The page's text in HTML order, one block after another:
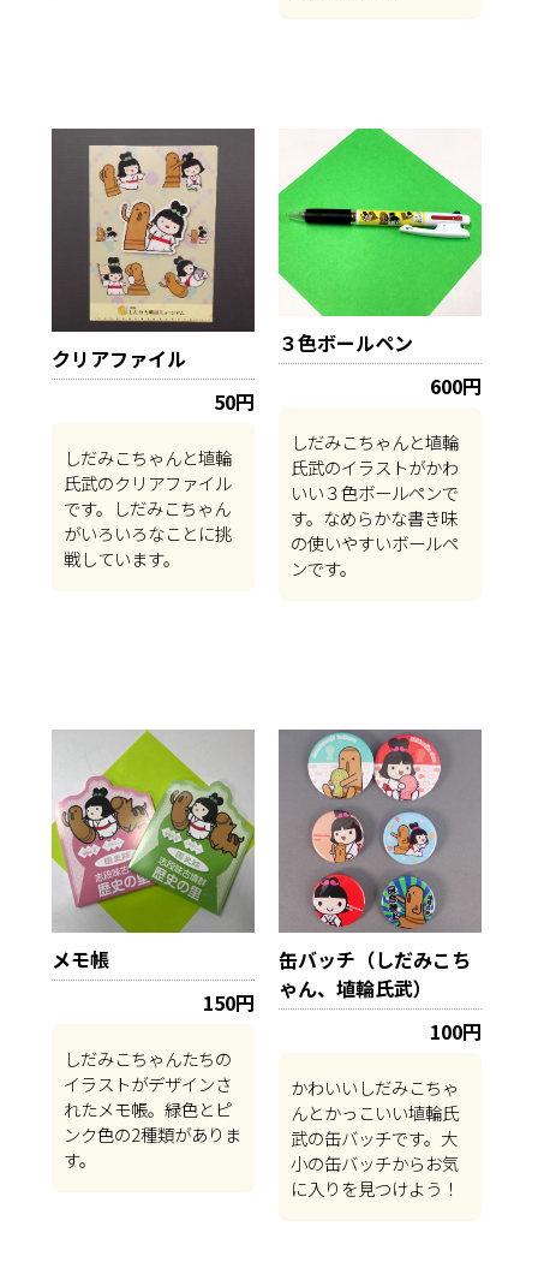
クリアファイル
50円
しだみこちゃんと埴輪
氏武のクリアファイル
です。しだみこちゃん
がいろいろなことに挑
戦しています。
３色ボールペン
600円
しだみこちゃんと埴輪
氏武のイラストがかわ
いい３色ボールペンで
す。なめらかな書き味
の使いやすいボールペ
ンです。
メモ帳
150円
しだみこちゃんたちの
イラストがデザインさ
れたメモ帳。緑色とピ
ンク色の2種類がありま
す。
缶バッチ（しだみこち
ゃん、埴輪氏武）
100円
かわいいしだみこちゃ
んとかっこいい埴輪氏
武の缶バッチです。大
小の缶バッチからお気
に入りを見つけよう！